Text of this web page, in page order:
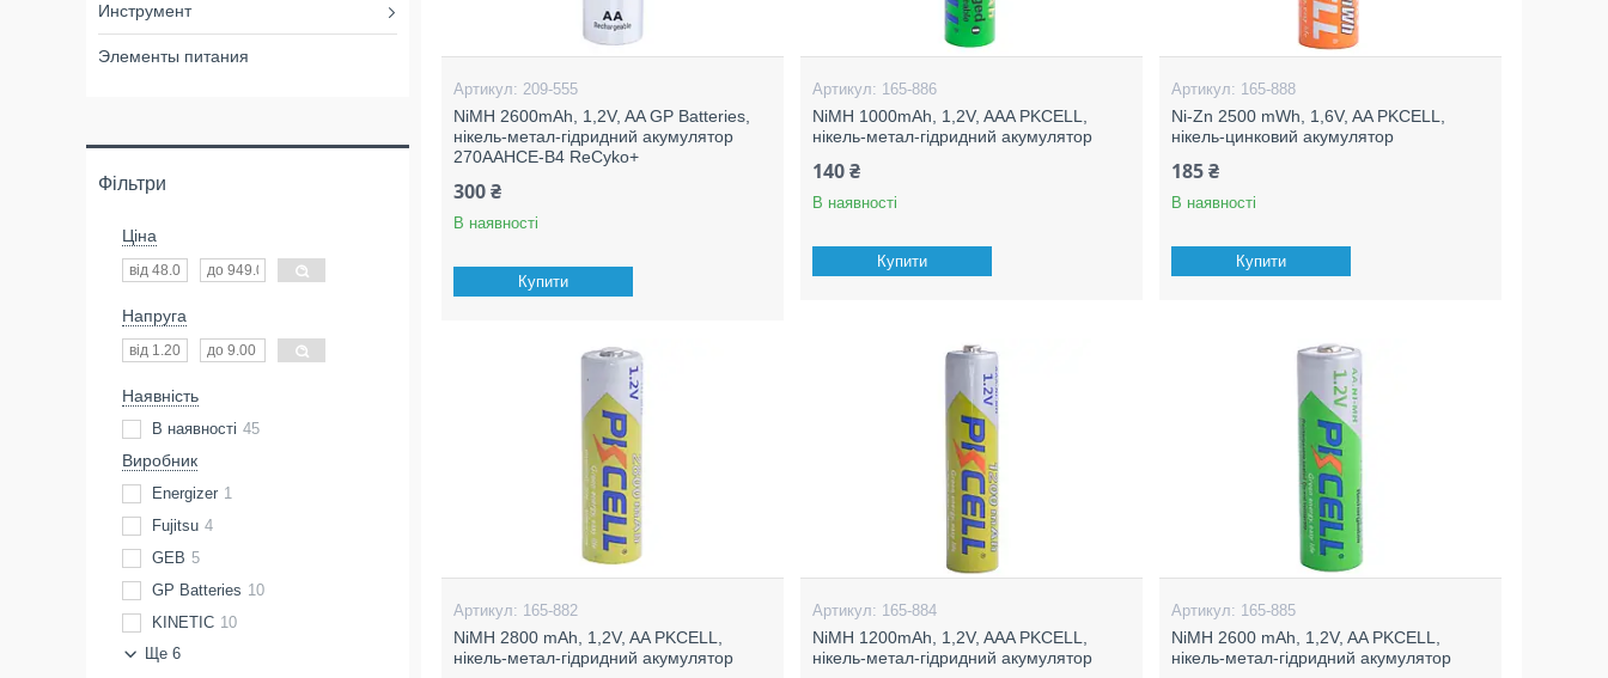
209-555
NiMH 2600mAh, 1,2V, AA GP Batteries,
нікель-метал-гідридний акумулятор
270AAHCE-B4 ReCyko+
300 ₴
В наявності
Купити
165-886
NiMH 1000mAh, 1,2V, AAA PKCELL,
нікель-метал-гідридний акумулятор
140 ₴
В наявності
Купити
165-888
Ni-Zn 2500 mWh, 1,6V, AA PKCELL,
нікель-цинковий акумулятор
185 ₴
В наявності
Купити
165-882
NiMH 2800 mAh, 1,2V, AA PKCELL,
нікель-метал-гідридний акумулятор
165-884
NiMH 1200mAh, 1,2V, AAA PKCELL,
нікель-метал-гідридний акумулятор
165-885
NiMH 2600 mAh, 1,2V, AA PKCELL,
нікель-метал-гідридний акумулятор
Инструмент
Элементы питания
Фільтри
Ціна
Напруга
Наявність
В наявності 45
Виробник
Energizer 1
Fujitsu 4
GEB 5
GP Batteries 10
KINETIC 10
Ще 6